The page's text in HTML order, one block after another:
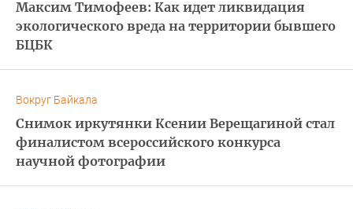
Максим Тимофеев: Как идет ликвидация
экологического вреда на территории бывшего
БЦБК
Вокруг Байкала
Снимок иркутянки Ксении Верещагиной стал
финалистом всероссийского конкурса
научной фотографии